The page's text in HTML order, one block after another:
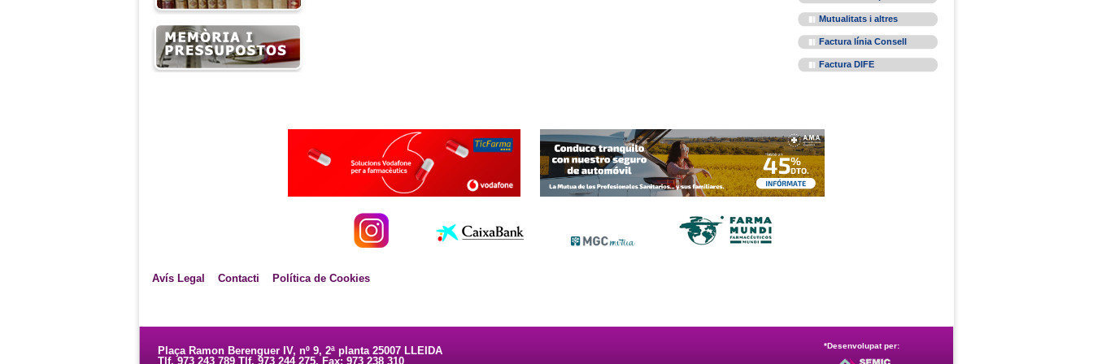
Mutualitats i altres
Factura línia Consell
Factura DIFE
Avís Legal Contacti Política de Cookies
Plaça Ramon Berenguer IV, nº 9, 2ª planta 25007 LLEIDA
Tlf. 973 243 789 Tlf. 973 244 275. Fax: 973 238 310
*Desenvolupat per: